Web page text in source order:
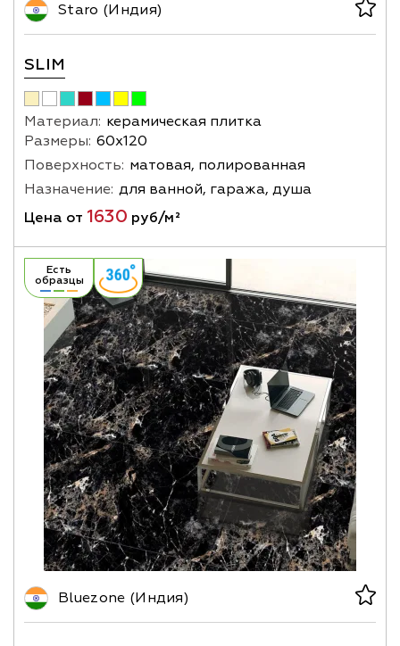
Staro (Индия)
SLIM
Материал: керамическая плитка
Размеры: 60х120
Поверхность: матовая, полированная
Назначение: для ванной, гаража, душа
Цена от 1630 руб/м²
Есть
образцы
Bluezone (Индия)